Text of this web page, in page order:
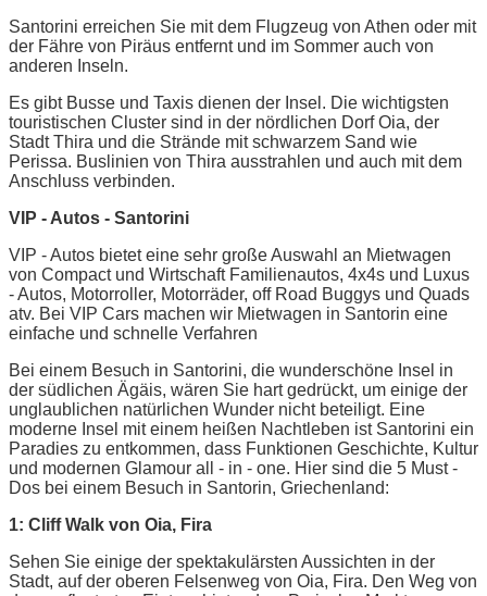
Santorini erreichen Sie mit dem Flugzeug von Athen oder mit
der Fähre von Piräus entfernt und im Sommer auch von
anderen Inseln.
Es gibt Busse und Taxis dienen der Insel. Die wichtigsten
touristischen Cluster sind in der nördlichen Dorf Oia, der
Stadt Thira und die Strände mit schwarzem Sand wie
Perissa. Buslinien von Thira ausstrahlen und auch mit dem
Anschluss verbinden.
VIP - Autos - Santorini
VIP - Autos bietet eine sehr große Auswahl an Mietwagen
von Compact und Wirtschaft Familienautos, 4x4s und Luxus
- Autos, Motorroller, Motorräder, off Road Buggys und Quads
atv. Bei VIP Cars machen wir Mietwagen in Santorin eine
einfache und schnelle Verfahren
Bei einem Besuch in Santorini, die wunderschöne Insel in
der südlichen Ägäis, wären Sie hart gedrückt, um einige der
unglaublichen natürlichen Wunder nicht beteiligt. Eine
moderne Insel mit einem heißen Nachtleben ist Santorini ein
Paradies zu entkommen, dass Funktionen Geschichte, Kultur
und modernen Glamour all - in - one. Hier sind die 5 Must -
Dos bei einem Besuch in Santorin, Griechenland:
1: Cliff Walk von Oia, Fira
Sehen Sie einige der spektakulärsten Aussichten in der
Stadt, auf der oberen Felsenweg von Oia, Fira. Den Weg von